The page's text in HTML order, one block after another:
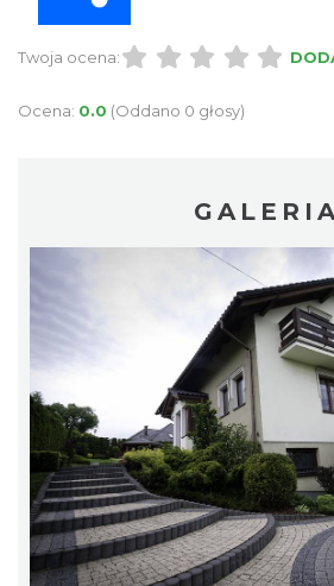
Twoja ocena:
Ocena: 0.0 (Oddano 0 głosy)
GALERIA